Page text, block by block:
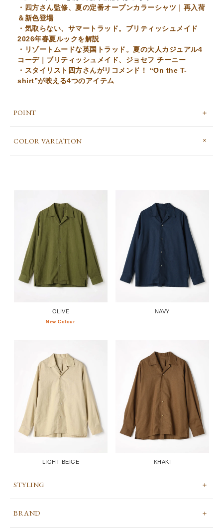
・四方さん監修、夏の定番オープンカラーシャツ｜再入荷
＆新色登場
・気取らない、サマートラッド。ブリティッシュメイド
2026年春夏ルックを解説
・リゾートムードな英国トラッド。夏の大人カジュアル4
コーデ｜ブリティッシュメイド、ジョセフ チーニー
・スタイリスト四方さんがリコメンド！ “On the T-
shirt”が映える4つのアイテム
POINT
COLOR VARIATION
OLIVE
New Colour
NAVY
LIGHT BEIGE KHAKI
STYLING
BRAND